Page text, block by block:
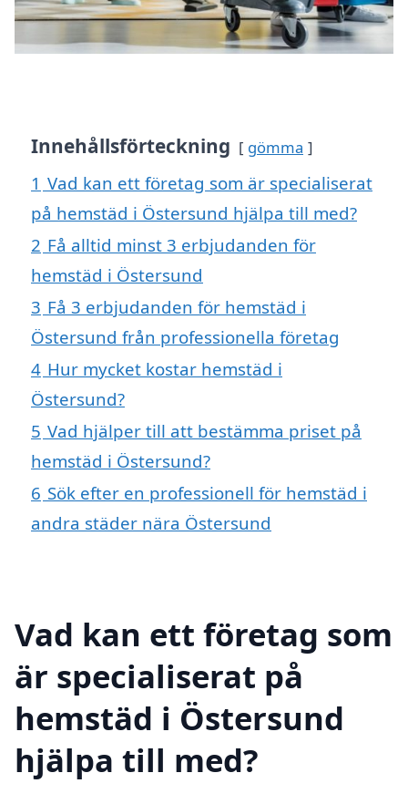
Innehållsförteckning gömma
1 Vad kan ett företag som är specialiserat
på hemstäd i Östersund hjälpa till med?
2 Få alltid minst 3 erbjudanden för
hemstäd i Östersund
3 Få 3 erbjudanden för hemstäd i
Östersund från professionella företag
4 Hur mycket kostar hemstäd i
Östersund?
5 Vad hjälper till att bestämma priset på
hemstäd i Östersund?
6 Sök efter en professionell för hemstäd i
andra städer nära Östersund
Vad kan ett företag som
är specialiserat på
hemstäd i Östersund
hjälpa till med?